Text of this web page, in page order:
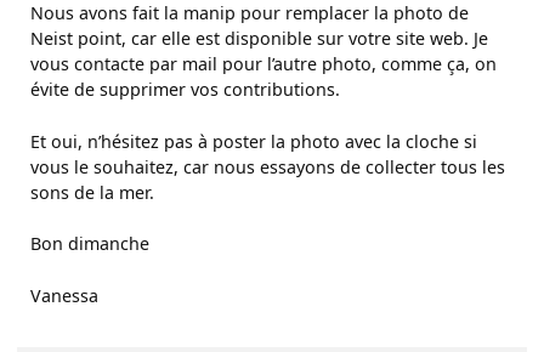
Nous avons fait la manip pour remplacer la photo de
Neist point, car elle est disponible sur votre site web. Je
vous contacte par mail pour l’autre photo, comme ça, on
évite de supprimer vos contributions.
Et oui, n’hésitez pas à poster la photo avec la cloche si
vous le souhaitez, car nous essayons de collecter tous les
sons de la mer.
Bon dimanche
Vanessa